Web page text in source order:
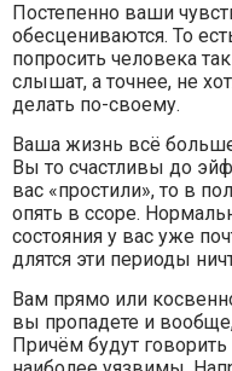
Постепенно ваши
обесцениваются. То
попросить человека
слышат, а точнее, не
делать по-своему.
Ваша жизнь всё
Вы то счастливы до
вас «простили», то в
опять в ссоре.
состояния у вас уже
длятся эти периоды
Вам прямо или
вы пропадете и
Причём будут